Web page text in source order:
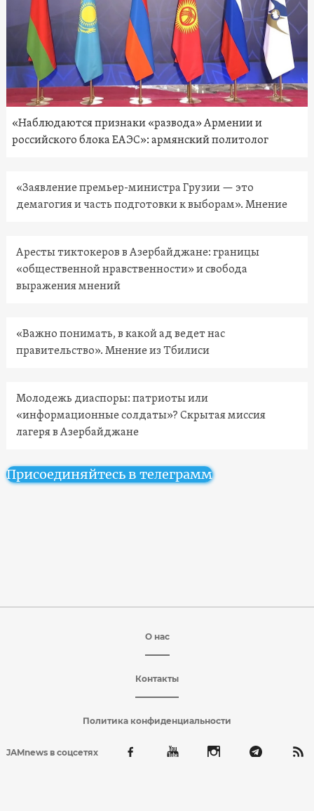
«Наблюдаются признаки «развода» Армении и
российского блока ЕАЭС»: армянский политолог
«Заявление премьер-министра Грузии — это
демагогия и часть подготовки к выборам». Мнение
Аресты тиктокеров в Азербайджане: границы
«общественной нравственности» и свобода
выражения мнений
«Важно понимать, в какой ад ведет нас
правительство». Мнение из Тбилиси
Молодежь диаспоры: патриоты или
«информационные солдаты»? Скрытая миссия
лагеря в Азербайджане
Присоединяйтесь в телеграмм
О нас
Контакты
Политика конфиденциальности
JAMnews в соцсетях